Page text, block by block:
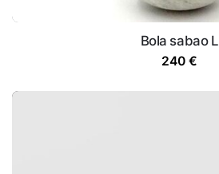
Bola sabao L
240 €